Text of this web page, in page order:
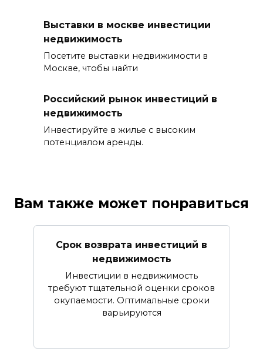
Выставки в москве инвестиции
недвижимость
Посетите выставки недвижимости в
Москве, чтобы найти
Российский рынок инвестиций в
недвижимость
Инвестируйте в жилье с высоким
потенциалом аренды.
Вам также может понравиться
Срок возврата инвестиций в
недвижимость
Инвестиции в недвижимость
требуют тщательной оценки сроков
окупаемости. Оптимальные сроки
варьируются